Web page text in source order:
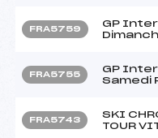
FRA5759
GP
FRA5755
GP
Samedi
FRA5743
SKI
TOUR